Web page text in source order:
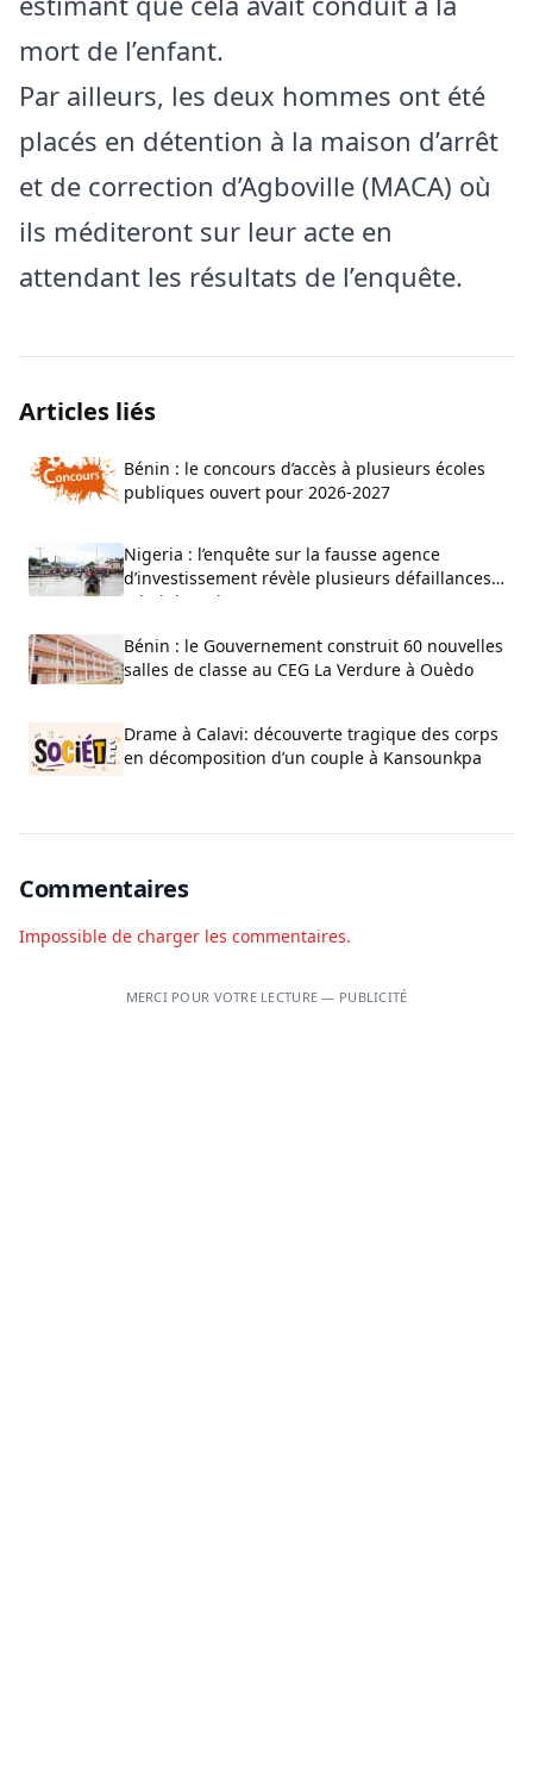
mort de l’enfant.
Par ailleurs, les deux hommes ont été
placés en détention à la maison d’arrêt
et de correction d’Agboville (MACA) où
ils méditeront sur leur acte en
attendant les résultats de l’enquête.
Articles liés
Bénin : le concours d’accès à plusieurs écoles
publiques ouvert pour 2026-2027
Nigeria : l’enquête sur la fausse agence
d’investissement révèle plusieurs défaillances
administratives
Bénin : le Gouvernement construit 60 nouvelles
salles de classe au CEG La Verdure à Ouèdo
Drame à Calavi: découverte tragique des corps
en décomposition d’un couple à Kansounkpa
Commentaires
Impossible de charger les commentaires.
MERCI POUR VOTRE LECTURE — PUBLICITÉ